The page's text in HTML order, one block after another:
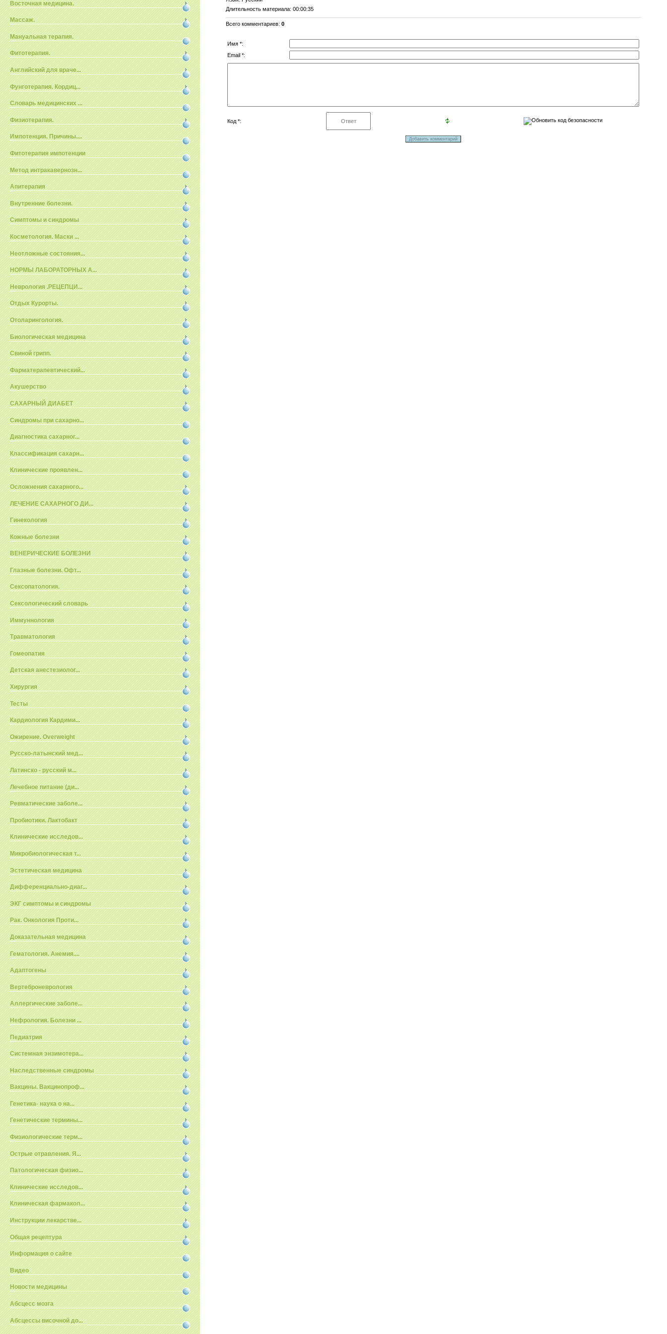
Восточная медицина.
Массаж.
Мануальная терапия.
Фитотерапия.
Английский для враче...
Фунготерапия. Кордиц...
Словарь медицинских ...
Физиотерапия.
Импотенция. Причины....
Фитотерапия импотенции
Метод интракавернозн...
Апитерапия
Внутренние болезни.
Симптомы и синдромы
Косметология. Маски ...
Неотложные состояния...
НОРМЫ ЛАБОРАТОРНЫХ А...
Неврология .РЕЦЕПЦИ...
Отдых Курорты.
Отоларингология.
Биологическая медицина
Свиной грипп.
Фарматерапевтический...
Акушерство
САХАРНЫЙ ДИАБЕТ
Синдромы при сахарно...
Диагностика сахарног...
Классификация сахарн...
Клинические проявлен...
Осложнения сахарного...
ЛЕЧЕНИЕ САХАРНОГО ДИ...
Гинекология
Кожные болезни
ВЕНЕРИЧЕСКИЕ БОЛЕЗНИ
Глазные болезни. Офт...
Сексопатология.
Сексологический словарь
Иммуннология
Травматология
Гомеопатия
Детская анестезиолог...
Хирургия
Тесты
Кардиология Кардими...
Ожирение. Overweight
Русско-латынский мед...
Латинско - русский м...
Лечебное питание (ди...
Ревматические заболе...
Пробиотики. Лактобакт
Клинические исследов...
Микробиологическая т...
Эстетическая медицина
Дифференциально-диаг...
ЭКГ симптомы и синдромы
Рак. Онкология Проти...
Доказательная медицина
Гематология. Анемия....
Адаптогены
Вертеброневрология
Аллергические заболе...
Нефрология. Болезни ...
Педиатрия
Системная энзимотера...
Наследственные синдромы
Вакцины. Вакцинопроф...
Генетика- наука о на...
Генетические термины...
Физиологические терм...
Острые отравления. Я...
Патологическая физио...
Клинические исследов...
Клиническая фармакол...
Инструкции лекарстве...
Общая рецептура
Информация о сайте
Видео
Новости медицины
Абсцесс мозга
Абсцессы височной до...
Длительность материала: 00:00:35
Всего комментариев:0
Имя *:
Email *:
Код *: